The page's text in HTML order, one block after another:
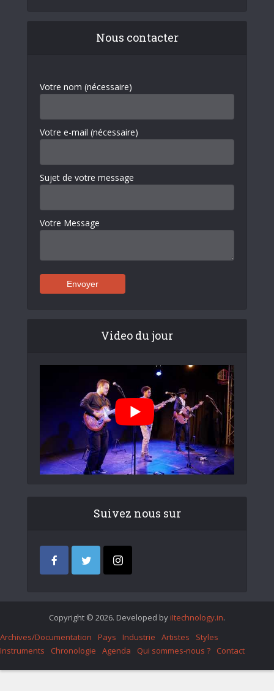
Nous contacter
Votre nom (nécessaire)
Votre e-mail (nécessaire)
Sujet de votre message
Votre Message
Video du jour
Suivez nous sur
Copyright © 2026. Developed by iItechnology.in.
Archives/Documentation
Pays Industrie Artistes
Styles
Instruments
Chronologie Agenda Qui sommes-nous ? Contact